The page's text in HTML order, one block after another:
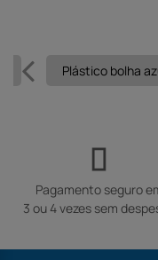
Plástico bolha
Pagamento seguro
3 ou 4 vezes sem